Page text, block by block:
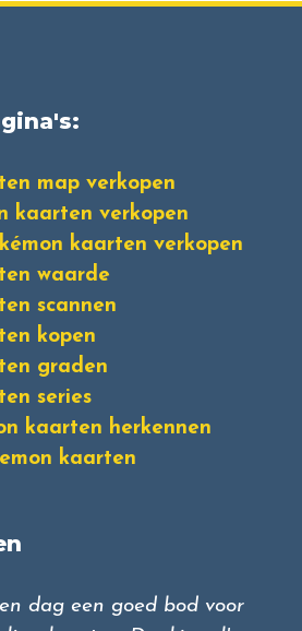
map verkopen
kaarten verkopen
kaarten verkopen
waarde
scannen
kopen
graden
series
kaarten herkennen
kaarten
dag een goed bod voor